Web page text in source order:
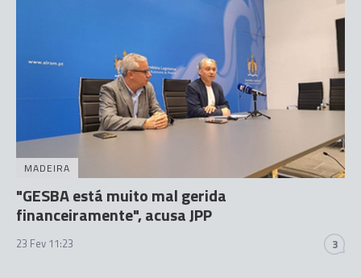
MADEIRA
"GESBA está muito mal gerida
financeiramente", acusa JPP
23 Fev 11:23 3